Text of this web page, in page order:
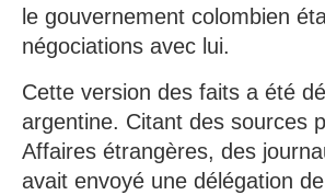
le gouvernement colombien
négociations avec lui.
Cette version des faits a été
argentine. Citant des sources
Affaires étrangères, des
avait envoyé une délégation